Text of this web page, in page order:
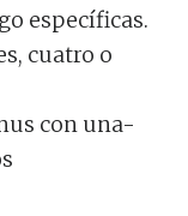
específicas.
cuatro o
con una-